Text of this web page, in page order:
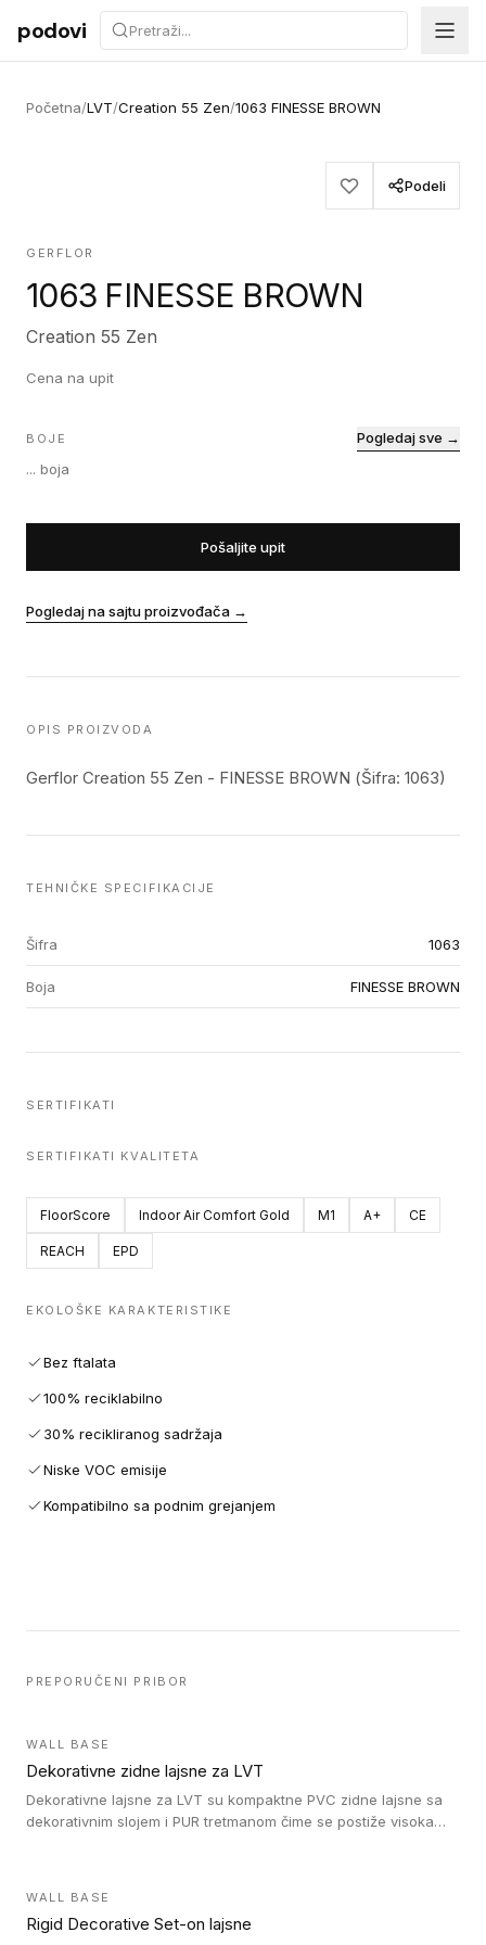
Preskoči na sadržaj
podovi
Početna/LVT/Creation 55 Zen/1063 FINESSE BROWN
Podeli
GERFLOR
1063 FINESSE BROWN
Creation 55 Zen
Cena na upit
BOJE
... boja
Pogledaj sve →
Pošaljite upit
Pogledaj na sajtu proizvođača →
OPIS PROIZVODA
Gerflor Creation 55 Zen - FINESSE BROWN (Šifra: 1063)
TEHNIČKE SPECIFIKACIJE
Šifra 1063
Boja FINESSE BROWN
SERTIFIKATI
SERTIFIKATI KVALITETA
FloorScore Indoor Air Comfort Gold M1 A+ CE
REACH EPD
EKOLOŠKE KARAKTERISTIKE
Bez ftalata
100% reciklabilno
30% recikliranog sadržaja
Niske VOC emisije
Kompatibilno sa podnim grejanjem
PREPORUČENI PRIBOR
WALL BASE
Dekorativne zidne lajsne za LVT
Dekorativne lajsne za LVT su kompaktne PVC zidne lajsne sa
dekorativnim slojem i PUR tretmanom čime se postiže visoka
WALL BASE
Rigid Decorative Set-on lajsne